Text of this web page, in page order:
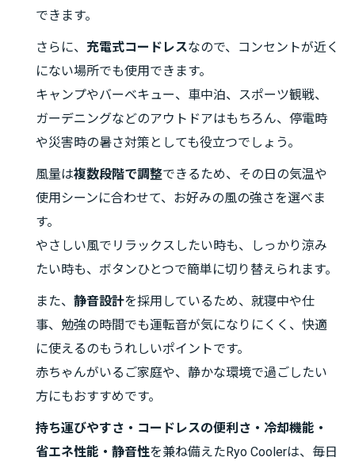
できます。
さらに、 充電式コードレスなので、コンセントが近く
にない場所でも使用できます。
キャンプやバーベキュー、車中泊、スポーツ観戦、
ガーデニングなどのアウトドアはもちろん、停電時
や災害時の暑さ対策としても役立つでしょう。
風量は複数段階で調整できるため、その日の気温や
使用シーンに合わせて、お好みの風の強さを選べま
す。
やさしい風でリラックスしたい時も、しっかり涼み
たい時も、ボタンひとつで簡単に切り替えられます。
また、 静音設計を採用しているため、就寝中や仕
事、勉強の時間でも運転音が気になりにくく、快適
に使えるのもうれしいポイントです。
赤ちゃんがいるご家庭や、静かな環境で過ごしたい
方にもおすすめです。
持ち運びやすさ・コードレスの便利さ・冷却機能・
省エネ性能・静音性を兼ね備えたRyo Coolerは、毎日